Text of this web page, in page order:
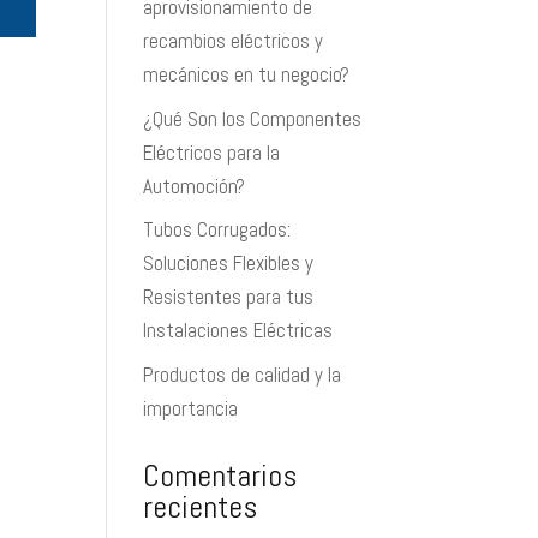
aprovisionamiento de
recambios eléctricos y
mecánicos en tu negocio?
¿Qué Son los Componentes
Eléctricos para la
Automoción?
Tubos Corrugados:
Soluciones Flexibles y
Resistentes para tus
Instalaciones Eléctricas
Productos de calidad y la
importancia
Comentarios
recientes